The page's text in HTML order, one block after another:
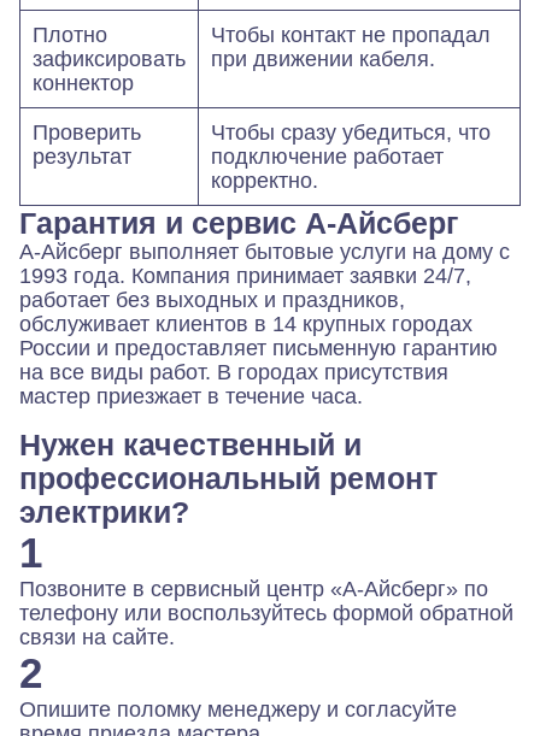
Плотно
зафиксировать
коннектор
Чтобы контакт не пропадал
при движении кабеля.
Проверить
результат
Чтобы сразу убедиться, что
подключение работает
корректно.
Гарантия и сервис А-Айсберг
А-Айсберг выполняет бытовые услуги на дому с
1993 года. Компания принимает заявки 24/7,
работает без выходных и праздников,
обслуживает клиентов в 14 крупных городах
России и предоставляет письменную гарантию
на все виды работ. В городах присутствия
мастер приезжает в течение часа.
Нужен качественный и
профессиональный ремонт
электрики?
1
Позвоните в сервисный центр «А-Айсберг» по
телефону или воспользуйтесь формой обратной
связи на сайте.
2
Опишите поломку менеджеру и согласуйте